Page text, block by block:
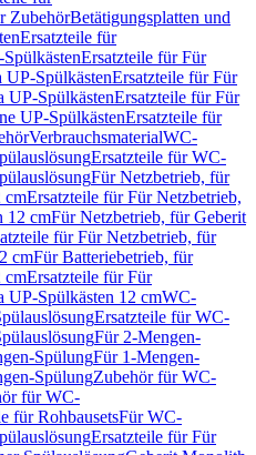
ZubehörBetätigungsplatten und
Ersatzteile für
Ersatzteile für Für
UP-SpülkästenErsatzteile für Für
UP-SpülkästenErsatzteile für Für
UP-SpülkästenErsatzteile für
VerbrauchsmaterialWC-
Ersatzteile für WC-
Für Netzbetrieb, für
cmErsatzteile für Für Netzbetrieb,
12 cmFür Netzbetrieb, für Geberit
für Für Netzbetrieb, für
cmFür Batteriebetrieb, für
cmErsatzteile für Für
UP-Spülkästen 12 cmWC-
Ersatzteile für WC-
Für 2-Mengen-
SpülungFür 1-Mengen-
SpülungZubehör für WC-
für WC-
für RohbausetsFür WC-
Ersatzteile für Für